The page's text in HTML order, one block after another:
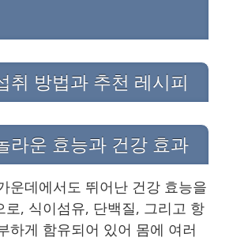
취 방법과 추천 레시피
라운 효능과 건강 효과
운데에서도 뛰어난 건강 효능을
로, 식이섬유, 단백질, 그리고 항
하게 함유되어 있어 몸에 여러